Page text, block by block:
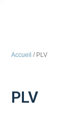
Accueil / PLV
PLV